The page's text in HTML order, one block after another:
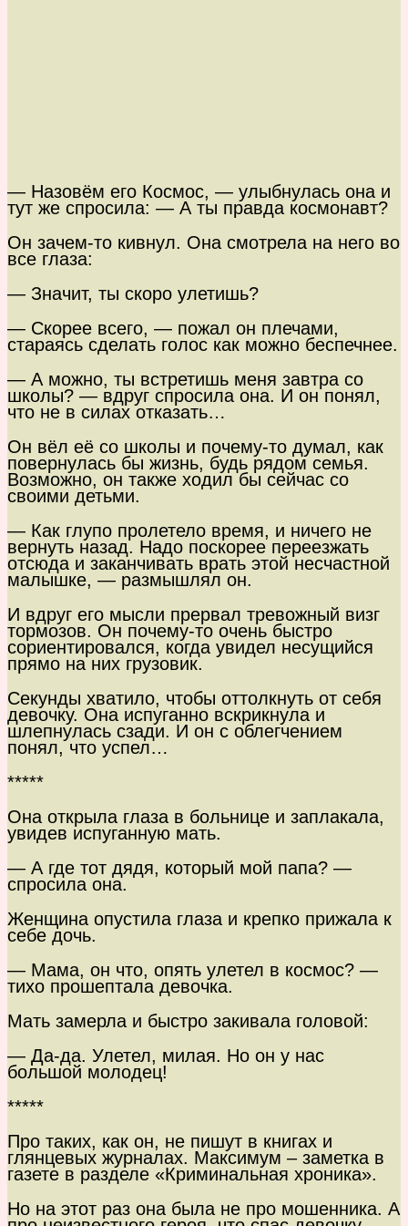
— Назовём его Космос, — улыбнулась она и
тут же спросила: — А ты правда космонавт?
Он зачем-то кивнул. Она смотрела на него во
все глаза:
— Значит, ты скоро улетишь?
— Скорее всего, — пожал он плечами,
стараясь сделать голос как можно беспечнее.
— А можно, ты встретишь меня завтра со
школы? — вдруг спросила она. И он понял,
что не в силах отказать…
Он вёл её со школы и почему-то думал, как
повернулась бы жизнь, будь рядом семья.
Возможно, он также ходил бы сейчас со
своими детьми.
— Как глупо пролетело время, и ничего не
вернуть назад. Надо поскорее переезжать
отсюда и заканчивать врать этой несчастной
малышке, — размышлял он.
И вдруг его мысли прервал тревожный визг
тормозов. Он почему-то очень быстро
сориентировался, когда увидел несущийся
прямо на них грузовик.
Секунды хватило, чтобы оттолкнуть от себя
девочку. Она испуганно вскрикнула и
шлепнулась сзади. И он с облегчением
понял, что успел…
*****
Она открыла глаза в больнице и заплакала,
увидев испуганную мать.
— А где тот дядя, который мой папа? —
спросила она.
Женщина опустила глаза и крепко прижала к
себе дочь.
— Мама, он что, опять улетел в космос? —
тихо прошептала девочка.
Мать замерла и быстро закивала головой:
— Да-да. Улетел, милая. Но он у нас
большой молодец!
*****
Про таких, как он, не пишут в книгах и
глянцевых журналах. Максимум – заметка в
газете в разделе «Криминальная хроника».
Но на этот раз она была не про мошенника. А